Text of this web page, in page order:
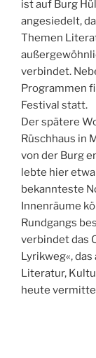
ist auf Burg
angesiedelt,
Themen
verbindet.
Programmen
Festival statt.
Der spätere
Rüschhaus in
von der Burg
lebte hier
bekannteste
Innenräume
Rundgangs
verbindet das
Lyrikweg«,
Literatur,
heute